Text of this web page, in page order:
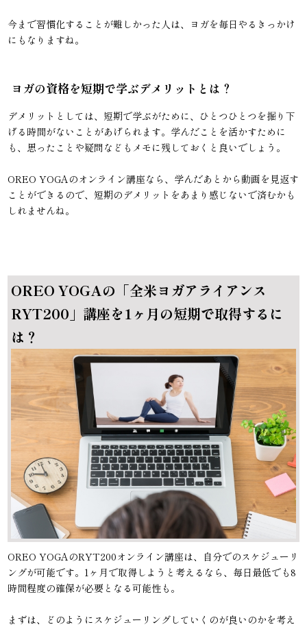
今まで習慣化することが難しかった人は、ヨガを毎日やるきっかけ
にもなりますね。
ヨガの資格を短期で学ぶデメリットとは？
デメリットとしては、短期で学ぶがために、ひとつひとつを掘り下
げる時間がないことがあげられます。学んだことを活かすために
も、思ったことや疑問などもメモに残しておくと良いでしょう。
OREO YOGAのオンライン講座なら、学んだあとから動画を見返す
ことができるので、短期のデメリットをあまり感じないで済むかも
しれませんね。
OREO YOGAの「全米ヨガアライアンス
RYT200」講座を1ヶ月の短期で取得するに
は？
OREO YOGAのRYT200オンライン講座は、自分でのスケジューリ
ングが可能です。1ヶ月で取得しようと考えるなら、毎日最低でも8
時間程度の確保が必要となる可能性も。
まずは、どのようにスケジューリングしていくのが良いのかを考え